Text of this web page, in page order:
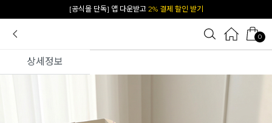
[공식몰 단독] 앱 다운받고 2% 결제 할인 받기
0
상세정보